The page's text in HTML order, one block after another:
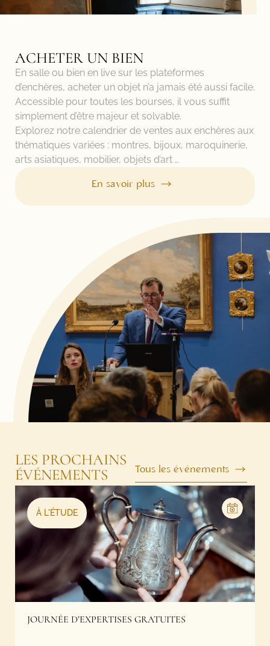
ACHETER UN BIEN
En salle ou bien en live sur les plateformes
d’enchères, acheter un objet n’a jamais été aussi facile.
Accessible pour toutes les bourses, il vous suffit
simplement d’être majeur et solvable.
Explorez notre calendrier de ventes aux enchères aux
thématiques variées : montres, bijoux, maroquinerie,
arts asiatiques, mobilier, objets d’art …
En savoir plus
LES PROCHAINS
ÉVÉNEMENTS
Tous les événements
À L'ÉTUDE
JOURNÉE D’EXPERTISES GRATUITES